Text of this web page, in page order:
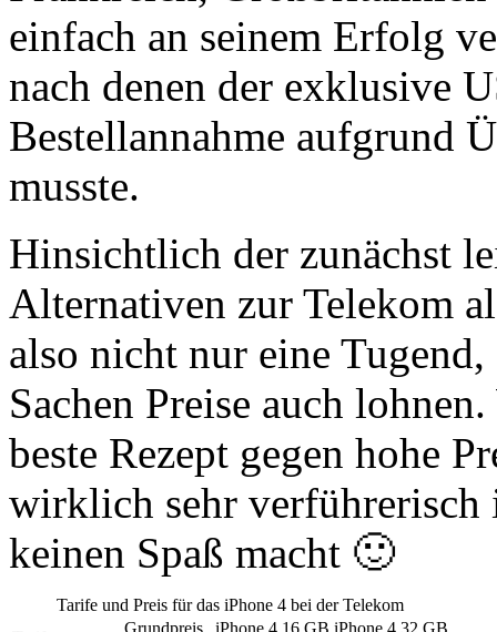
einfach an seinem Erfolg
nach denen der exklusive
Bestellannahme aufgrund
musste.
Hinsichtlich der zunächst
Alternativen zur Telekom
also nicht nur eine
Sachen Preise auch
beste Rezept gegen hohe
wirklich sehr
keinen Spaß macht 🙂
Tarife und Preis für das iPhone 4 bei der Telekom
Grundpreis
iPhone 4 16 GB iPhone 4 32 GB